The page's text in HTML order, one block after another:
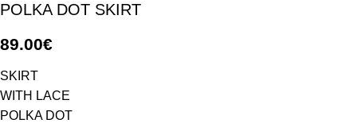
POLKA DOT SKIRT
89.00€
SKIRT
WITH LACE
POLKA DOT